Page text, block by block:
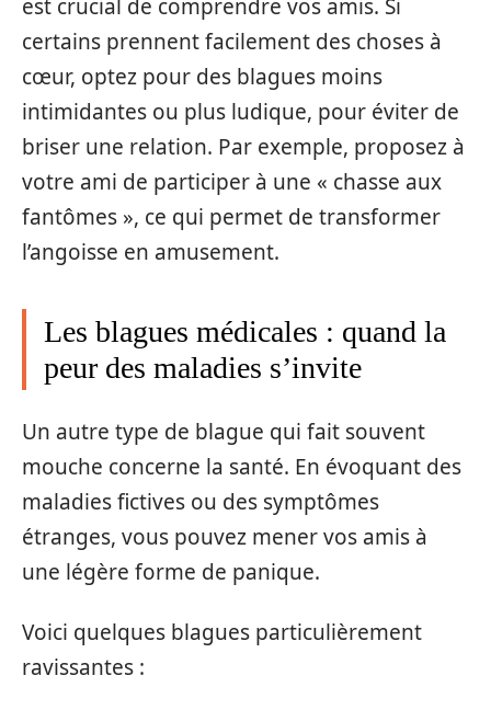
est crucial de comprendre vos amis. Si
certains prennent facilement des choses à
cœur, optez pour des blagues moins
intimidantes ou plus ludique, pour éviter de
briser une relation. Par exemple, proposez à
votre ami de participer à une « chasse aux
fantômes », ce qui permet de transformer
l’angoisse en amusement.
Les blagues médicales : quand la
peur des maladies s’invite
Un autre type de blague qui fait souvent
mouche concerne la santé. En évoquant des
maladies fictives ou des symptômes
étranges, vous pouvez mener vos amis à
une légère forme de panique.
Voici quelques blagues particulièrement
ravissantes :